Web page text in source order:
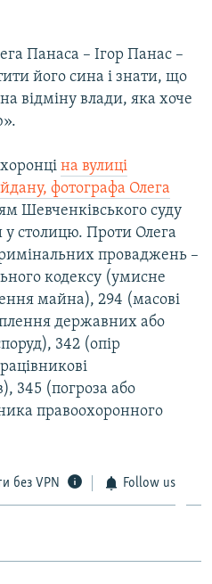
Панаса – Ігор Панас –
його сина і знати, що
на відміну влади, яка хоче
на вулиці
фотографа Олега
Шевченківського суду
у столицю. Проти Олега
проваджень –
кодексу (умисне
майна), 294 (масові
державних або
342 (опір
345 (погроза або
правоохоронного
без VPN Follow us